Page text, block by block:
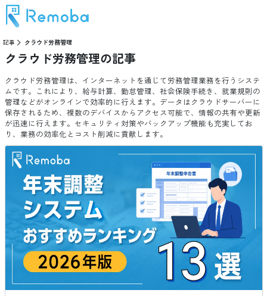
記事 クラウド労務管理
クラウド労務管理の記事
クラウド労務管理は、インターネットを通じて労務管理業務を行うシステ
ムです。これにより、給与計算、勤怠管理、社会保険手続き、就業規則の
管理などがオンラインで効率的に行えます。データはクラウドサーバーに
保存されるため、複数のデバイスからアクセス可能で、情報の共有や更新
が迅速に行えます。セキュリティ対策やバックアップ機能も充実してお
り、業務の効率化とコスト削減に貢献します。